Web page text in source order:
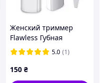
Женский триммер
Flawless Губная
помада Депилятор -
бритва для лица
5.0 (1)
150 ₴